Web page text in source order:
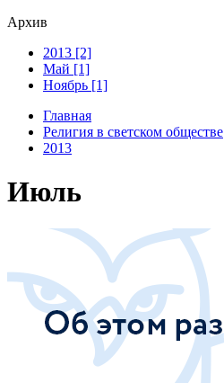
Архив
2013 [2]
Май [1]
Ноябрь [1]
Главная
Религия в светском обществе
2013
Июль